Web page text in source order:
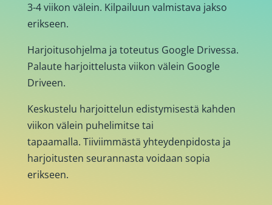
3-4 viikon välein. Kilpailuun valmistava jakso
erikseen.
Harjoitusohjelma ja toteutus Google Drivessa.
Palaute harjoittelusta viikon välein Google
Driveen.
Keskustelu harjoittelun edistymisestä kahden
viikon välein puhelimitse tai
tapaamalla. Tiiviimmästä yhteydenpidosta ja
harjoitusten seurannasta voidaan sopia
erikseen.